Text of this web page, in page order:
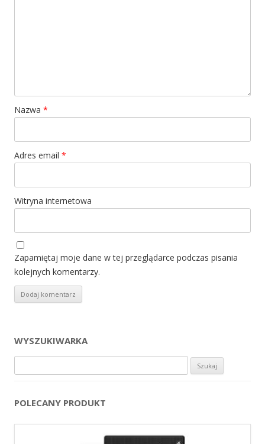
Nazwa *
Adres email *
Witryna internetowa
Zapamiętaj moje dane w tej przeglądarce podczas pisania
kolejnych komentarzy.
WYSZUKIWARKA
POLECANY PRODUKT